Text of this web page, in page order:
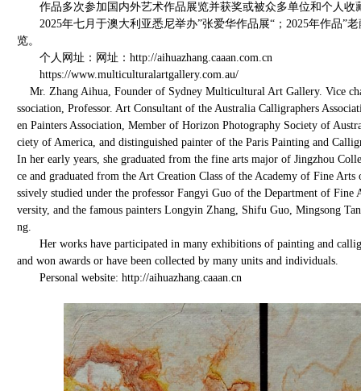
作品多次参加国内外艺术作品展览并获奖或被众多单位和个人收
2025年七月于澳大利亚悉尼举办”张爱华作品展“；2025年作品”老
览。
个人网址：网址：http://aihuazhang.caaan.com.cn
https://www.multiculturalartgallery.com.au/
Mr. Zhang Aihua, Founder of Sydney Multicultural Art Gallery. Vice
ssociation, Professor. Art Consultant of the Australia Calligraphers
en Painters Association, Member of Horizon Photography Society of
ciety of America, and distinguished painter of the Paris Painting and
In her early years, she graduated from the fine arts major of Jingzhou
ce and graduated from the Art Creation Class of the Academy of Fine Arts
ssively studied under the professor Fangyi Guo of the Department of
versity, and the famous painters Longyin Zhang, Shifu Guo, Mingsong
ng.
Her works have participated in many exhibitions of painting and
and won awards or have been collected by many units and individuals.
Personal website: http://aihuazhang.caaan.cn